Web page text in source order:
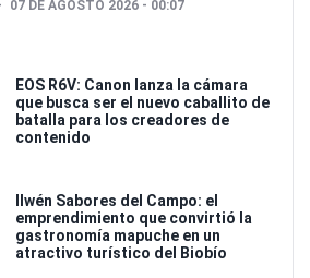
07 DE AGOSTO 2026 - 00:07
EOS R6V: Canon lanza la cámara
que busca ser el nuevo caballito de
batalla para los creadores de
contenido
Ilwén Sabores del Campo: el
emprendimiento que convirtió la
gastronomía mapuche en un
atractivo turístico del Biobío